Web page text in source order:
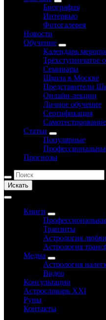
Биография
Интервью
Фотогалерея
Новости
Обучение
Календарь
Трёхступенчатое
Семинары
Школа в Москве
Представители
Онлайн-лекции
Личное обучение
Сертификация
Самотестирование
Статьи
Популярные
Прогнозы
Искать
Книги
Транзиты
Астрология
Астрология
Медиа
Астрология
Видео
Консультации
Астрословарь XXI
Руны
Контакты